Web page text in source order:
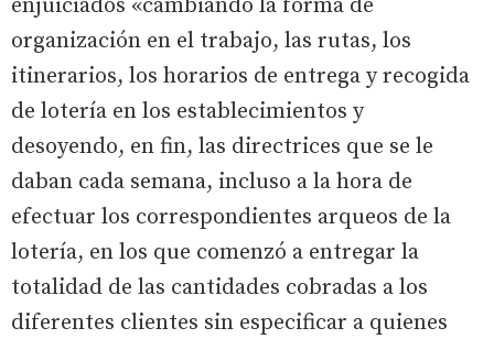
enjuiciados «cambiando la forma de
organización en el trabajo, las rutas, los
itinerarios, los horarios de entrega y recogida
de lotería en los establecimientos y
desoyendo, en fin, las directrices que se le
daban cada semana, incluso a la hora de
efectuar los correspondientes arqueos de la
lotería, en los que comenzó a entregar la
totalidad de las cantidades cobradas a los
diferentes clientes sin especificar a quienes